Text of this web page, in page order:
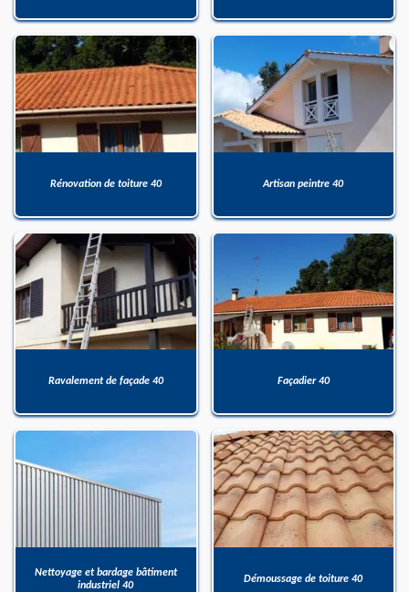
Rénovation de toiture 40 Artisan peintre 40
Ravalement de façade 40 Façadier 40
Nettoyage et bardage bâtiment
industriel 40
Démoussage de toiture 40